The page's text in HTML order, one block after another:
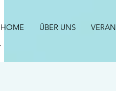
HOME ÜBER UNS